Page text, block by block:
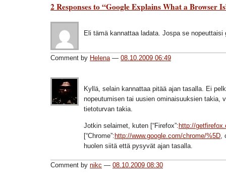
2 Responses to “Google Explains What a Browser
Eli tämä kannattaa ladata. Jospa se nopeuttaisi
Comment by Helena— 08.10.2009 06:49
Kyllä, selain kannattaa pitää ajan tasalla. Ei
nopeutumisen tai uusien ominaisuuksien takia,
tietoturvan takia.
Jotkin selaimet, kuten [“Firefox”:http://
[“Chrome”:http://www.google.com/chrome/%5D
huolen siitä että pysyvät ajan tasalla.
Comment by nikc — 08.10.2009 08:30